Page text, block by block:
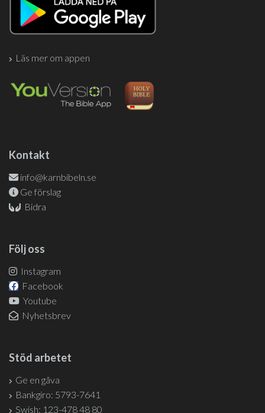
Läs mer om appen
Kontakt
info@karnbibeln.se
Ge förslag
Bidra
Följ oss
Instagram
Facebook
Youtube
Nyhetsbrev
Stöd arbetet
Ge en gåva
Bankgiro: 5793-7641
Swish: 123-478 48 80